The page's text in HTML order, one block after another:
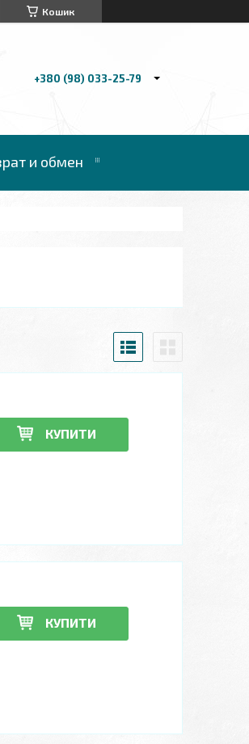
Кошик
+380 (98) 033-25-79
и обмен
КУПИТИ
КУПИТИ